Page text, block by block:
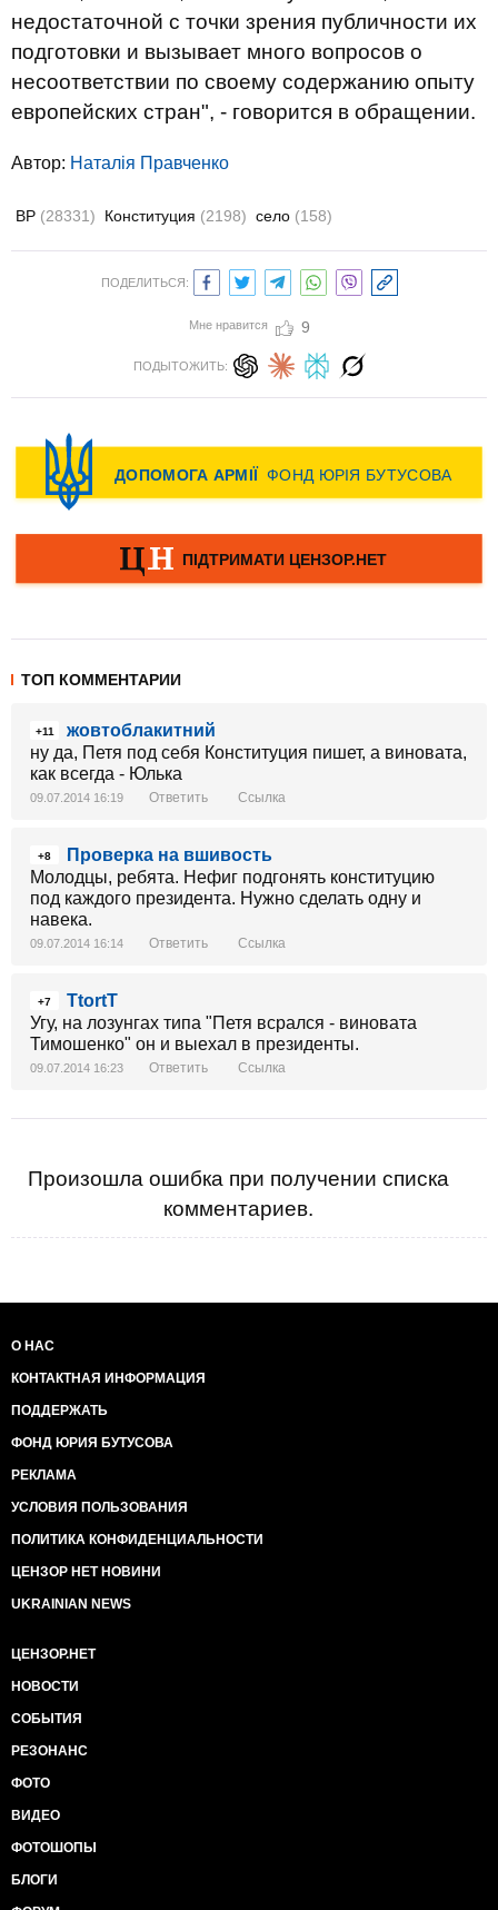
недостаточной с точки зрения публичности их
подготовки и вызывает много вопросов о
несоответствии по своему содержанию опыту
европейских стран", - говорится в обращении.
Автор: Наталія Правченко
ВР (28331) Конституция (2198) село (158)
ПОДЕЛИТЬСЯ:
Мне нравится 9
ПОДЫТОЖИТЬ:
ТОП КОММЕНТАРИИ
+11
жовтоблакитний
ну да, Петя под себя Конституция пишет, а виновата,
как всегда - Юлька
09.07.2014 16:19 Ответить Ссылка
+8
Проверка на вшивость
Молодцы, ребята. Нефиг подгонять конституцию
под каждого президента. Нужно сделать одну и
навека.
09.07.2014 16:14 Ответить Ссылка
+7
TtortT
Угу, на лозунгах типа "Петя всрался - виновата
Тимошенко" он и выехал в президенты.
09.07.2014 16:23 Ответить Ссылка
Произошла ошибка при получении списка
комментариев.
О НАС
КОНТАКТНАЯ ИНФОРМАЦИЯ
ПОДДЕРЖАТЬ
ФОНД ЮРИЯ БУТУСОВА
РЕКЛАМА
УСЛОВИЯ ПОЛЬЗОВАНИЯ
ПОЛИТИКА КОНФИДЕНЦИАЛЬНОСТИ
ЦЕНЗОР НЕТ НОВИНИ
UKRAINIAN NEWS
ЦЕНЗОР.НЕТ
НОВОСТИ
СОБЫТИЯ
РЕЗОНАНС
ФОТО
ВИДЕО
ФОТОШОПЫ
БЛОГИ